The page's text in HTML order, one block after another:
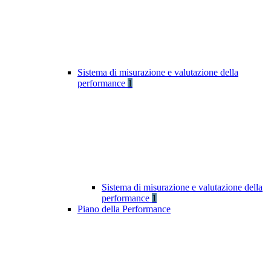
Sistema di misurazione e valutazione della
performance 1
Sistema di misurazione e valutazione della
performance 1
Piano della Performance